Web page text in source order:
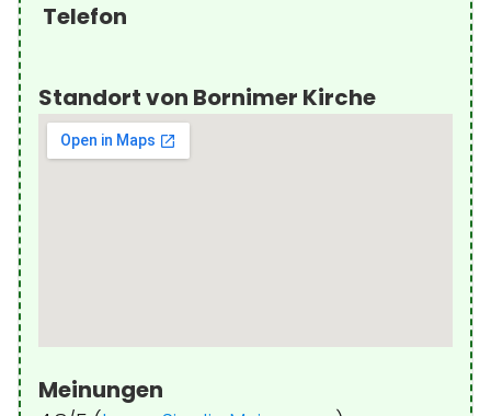
Telefon
Standort von Bornimer Kirche
Meinungen